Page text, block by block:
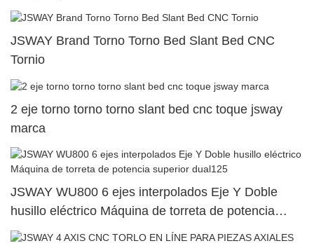
JSWAY Brand Torno Torno Bed Slant Bed CNC
Tornio
2 eje torno torno torno slant bed cnc toque jsway
marca
JSWAY WU800 6 ejes interpolados Eje Y Doble
husillo eléctrico Máquina de torreta de potencia
superior dual125